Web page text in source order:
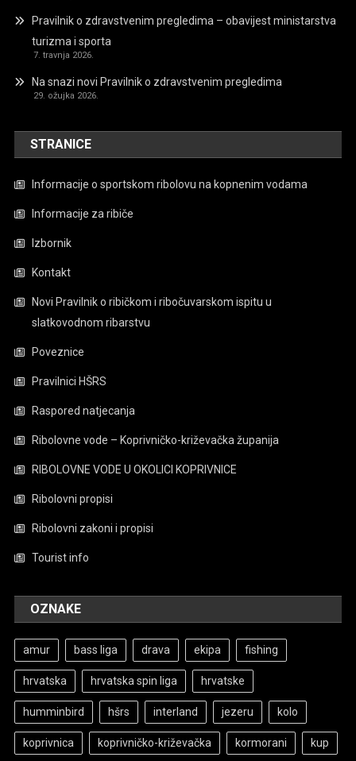
Pravilnik o zdravstvenim pregledima – obavijest ministarstva
turizma i sporta
7. travnja 2026.
Na snazi novi Pravilnik o zdravstvenim pregledima
29. ožujka 2026.
STRANICE
Informacije o sportskom ribolovu na kopnenim vodama
Informacije za ribiče
Izbornik
Kontakt
Novi Pravilnik o ribičkom i ribočuvarskom ispitu u
slatkovodnom ribarstvu
Poveznice
Pravilnici HŠRS
Raspored natjecanja
Ribolovne vode – Koprivničko-križevačka županija
RIBOLOVNE VODE U OKOLICI KOPRIVNICE
Ribolovni propisi
Ribolovni zakoni i propisi
Tourist info
OZNAKE
amur bass liga drava ekipa fishing
hrvatska hrvatska spin liga hrvatske
humminbird hšrs interland jezeru kolo
koprivnica koprivničko-križevačka kormorani kup